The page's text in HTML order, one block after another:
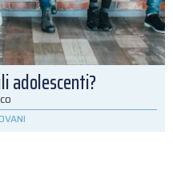
adolescenti?